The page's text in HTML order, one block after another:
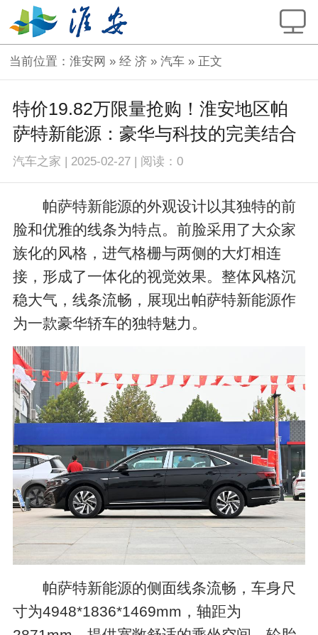
当前位置：淮安网 »经 济 »汽车 » 正文
特价19.82万限量抢购！淮安地区帕
萨特新能源：豪华与科技的完美结合
汽车之家 | 2025-02-27 | 阅读：0
帕萨特新能源的外观设计以其独特的前
脸和优雅的线条为特点。前脸采用了大众家
族化的风格，进气格栅与两侧的大灯相连
接，形成了一体化的视觉效果。整体风格沉
稳大气，线条流畅，展现出帕萨特新能源作
为一款豪华轿车的独特魅力。
帕萨特新能源的侧面线条流畅，车身尺
寸为4948*1836*1469mm，轴距为